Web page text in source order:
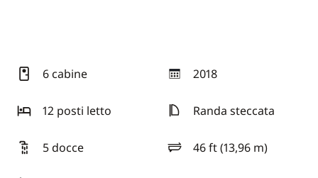
6 cabine 2018
anno
12 posti letto
Randa steccata
5 docce 46 ft (13,96 m)
lunghezza